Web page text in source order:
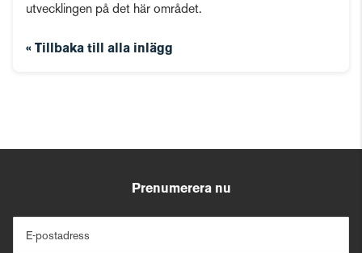
utvecklingen på det här området.
« Tillbaka till alla inlägg
Prenumerera nu
E-postadress